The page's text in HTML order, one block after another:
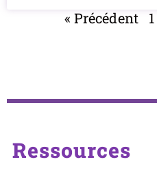
« Précédent 1
Ressources